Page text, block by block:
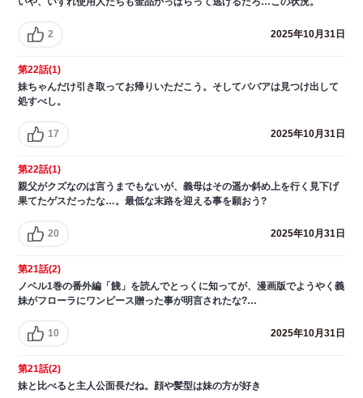
2 2025年10月31日
第22話(1)
妹ちゃんだけ引き取ってお帰りいただこう。そしてババアは見つけ出して
処すべし。
17 2025年10月31日
第22話(1)
親父がクズなのは言うまでもないが、義母はその遥か斜め上を行く見下げ
果てたゲスだったな…。最低な末路を迎える事を願おう?
20 2025年10月31日
第21話(2)
ノベル1巻の番外編「餞」を読んでとっくに知ってが、漫画版でようやく義
妹がフローラにワンピース贈った事が明言されたな?…
10 2025年10月31日
第21話(2)
妹と比べると主人公面長だね。顔や髪型は妹の方が好き